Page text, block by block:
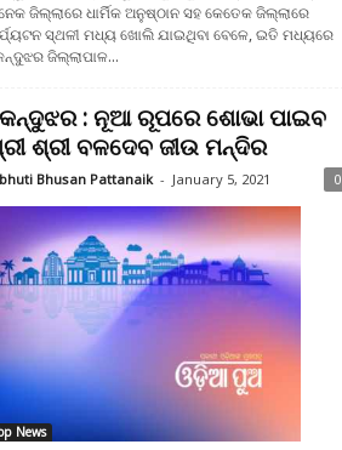
ଜିଲ୍ଲାରେ ଧାର୍ମିକ ଅନୁଷ୍ଠାନ ସହ କେତେକ ଜିଲ୍ଲାରେ
ସ୍ଥଳୀ ମଧ୍ୟ ଖୋଲି ଯାଇଥିବା ବେଳେ, ଇତି ମଧ୍ୟରେ
ଜିଲ୍ଲାପାଳ...
: ନୂଆ ରୂପରେ ଶୋଭା ପାଇବ
ଶ୍ରୀ ବଳଦେବ ଜୀଉ ମନ୍ଦିର
Bhusan Pattanaik - January 5, 2021 0
News